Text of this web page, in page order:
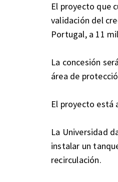
El proyecto que
validación del
Portugal, a 11
La concesión
área de
El proyecto está
La Universidad
instalar un
recirculación.